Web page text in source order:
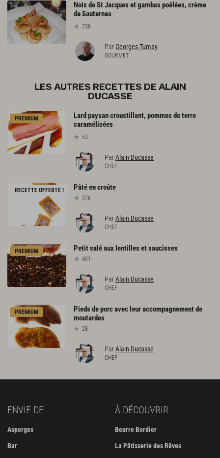
Noix de St Jacques et gambas poêlées, crème
de Sauternes
738
ParGeorges Tumay
GOURMET
LES AUTRES RECETTES DE ALAIN
DUCASSE
PREMIUM
Lard paysan croustillant, pommes de terre
caramélisées
53
ParAlain Ducasse
CHEF
RECETTE OFFERTE ! Pâtéencroûte
376
ParAlain Ducasse
CHEF
PREMIUM Petitsaléaux lentillesetsaucisses
401
ParAlain Ducasse
CHEF
PREMIUM Piedsdeporcavec leuraccompagnementde
moutardes
28
ParAlain Ducasse
CHEF
ENVIE DE
Asperges
Bar
À DÉCOUVRIR
Beurre Bordier
La Pâtisserie des Rêves